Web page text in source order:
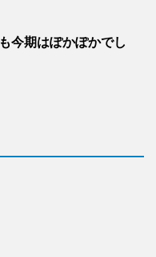
今期はぽかぽかでし